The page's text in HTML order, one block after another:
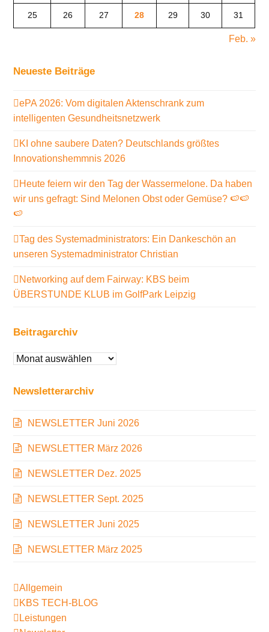
25 26 27 28 29 30 31
Feb. »
Neueste Beiträge
ePA 2026: Vom digitalen Aktenschrank zum
intelligenten Gesundheitsnetzwerk
KI ohne saubere Daten? Deutschlands größtes
Innovationshemmnis 2026
Heute feiern wir den Tag der Wassermelone. Da haben
wir uns gefragt: Sind Melonen Obst oder Gemüse? 🍉🍉
🍉
Tag des Systemadministrators: Ein Dankeschön an
unseren Systemadministrator Christian
Networking auf dem Fairway: KBS beim
ÜBERSTUNDE KLUB im GolfPark Leipzig
Beitragarchiv
Beitragarchiv
Newsletterarchiv
NEWSLETTER Juni 2026
NEWSLETTER März 2026
NEWSLETTER Dez. 2025
NEWSLETTER Sept. 2025
NEWSLETTER Juni 2025
NEWSLETTER März 2025
Allgemein
KBS TECH-BLOG
Leistungen